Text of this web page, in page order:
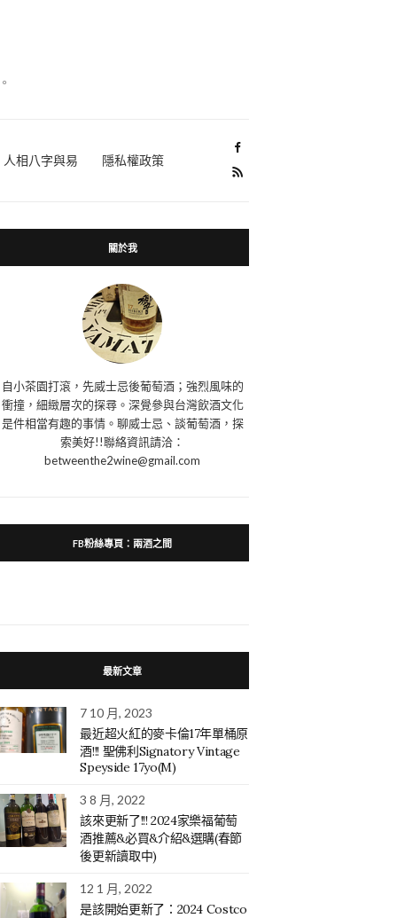
人相八字與易
隱私權政策
關於我
自小茶園打滾，先威士忌後葡萄酒；強烈風味的
衝撞，細緻層次的探尋。深覺參與台灣飲酒文化
是件相當有趣的事情。聊威士忌、談葡萄酒，探
索美好!!聯絡資訊請洽：
betweenthe2wine@gmail.com
FB粉絲專頁：兩酒之間
最新文章
7 10 月, 2023
最近超火紅的麥卡倫17年單桶原
酒!!! 聖佛利Signatory Vintage
Speyside 17yo(M)
3 8 月, 2022
該來更新了!!! 2024家樂福葡萄
酒推薦&必買&介紹&選購(春節
後更新讀取中)
12 1 月, 2022
是該開始更新了：2024 Costco